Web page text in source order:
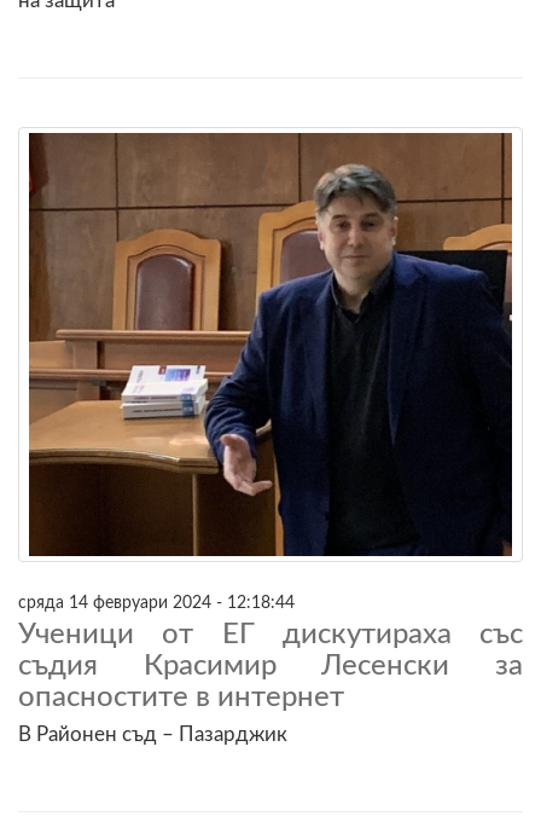
сряда 14 февруари 2024 - 12:18:44
Ученици от ЕГ дискутираха със
съдия Красимир Лесенски за
опасностите в интернет
В Районен съд – Пазарджик